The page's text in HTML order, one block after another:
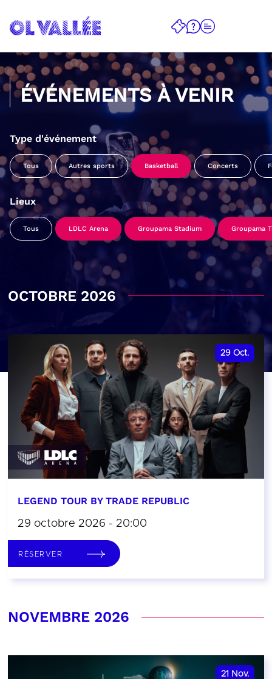
ÉVÉNEMENTS À VENIR
Type d'événement
Tous Autres sports Basketball Concerts
Lieux
Tous LDLC Arena Groupama Stadium Groupama
OCTOBRE 2026
29 Oct.
LEGEND TOUR BY TRADE REPUBLIC
29 octobre 2026 - 20:00
RÉSERVER
NOVEMBRE 2026
21 Nov.